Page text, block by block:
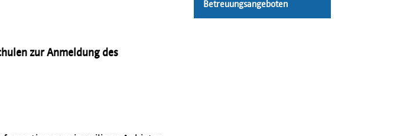
zur Anmeldung des
Betreuungsangeboten